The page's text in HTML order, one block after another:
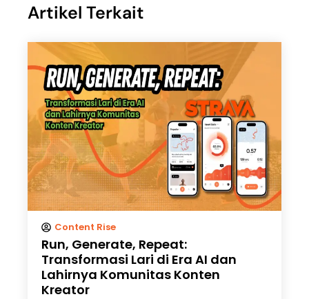
Artikel Terkait
Content Rise
Run, Generate, Repeat:
Transformasi Lari di Era AI dan
Lahirnya Komunitas Konten
Kreator